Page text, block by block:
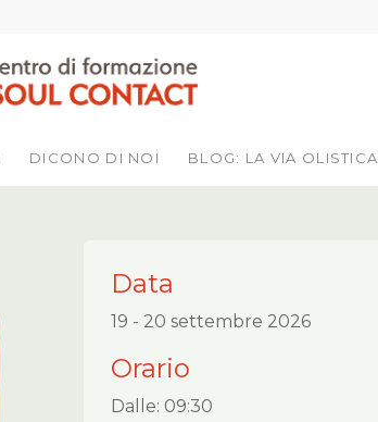
DICONO DI NOI BLOG: LA VIA OLISTICA
Data
19 - 20 settembre 2026
Orario
Dalle: 09:30